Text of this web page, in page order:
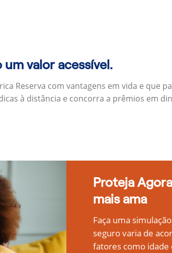
um valor acessível.
Reserva com vantagens em vida e que
à distância e concorra a prêmios em
Proteja
mais ama
Faça uma
seguro varia de
fatores como idade